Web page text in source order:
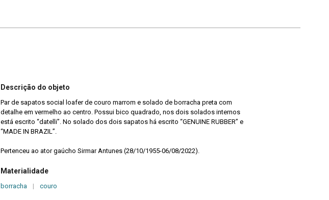
Descrição do objeto
Par de sapatos social loafer de couro marrom e solado de borracha preta com
detalhe em vermelho ao centro. Possui bico quadrado, nos dois solados internos
está escrito “datelli”. No solado dos dois sapatos há escrito “GENUINE RUBBER” e
“MADE IN BRAZIL”.
Pertenceu ao ator gaúcho Sirmar Antunes (28/10/1955-06/08/2022).
Materialidade
borracha | couro